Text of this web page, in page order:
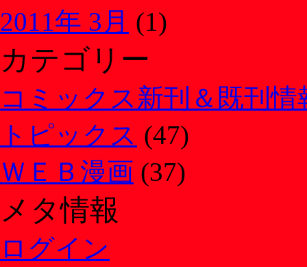
2011年 3月 (1)
カテゴリー
コミックス新刊＆既刊情
トピックス (47)
ＷＥＢ漫画 (37)
メタ情報
ログイン